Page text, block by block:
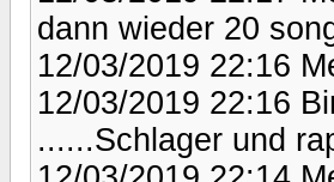
dann wieder 20
12/03/2019 22:16
12/03/2019 22:16
......Schlager und